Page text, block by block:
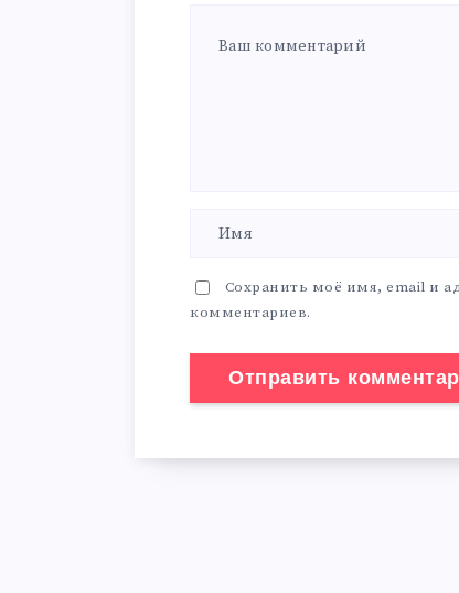
Сохранить моё имя, email и
комментариев.